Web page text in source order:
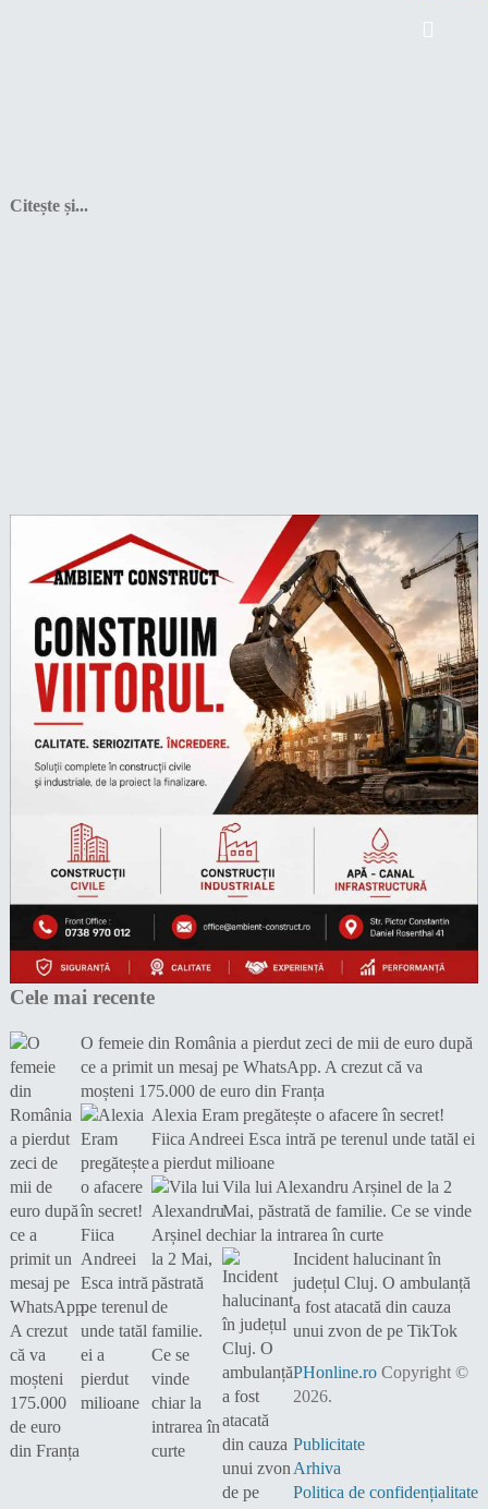
Citește și...
Cele mai recente
O femeie din România a pierdut zeci de mii de euro după
ce a primit un mesaj pe WhatsApp. A crezut că va
moșteni 175.000 de euro din Franța
Alexia Eram pregătește o afacere în secret!
Fiica Andreei Esca intră pe terenul unde tatăl ei
a pierdut milioane
Vila lui Alexandru Arșinel de la 2
Mai, păstrată de familie. Ce se vinde
chiar la intrarea în curte
Incident halucinant în
județul Cluj. O ambulanță
a fost atacată din cauza
unui zvon de pe TikTok
PHonline.roCopyright ©
2026.
Publicitate
Arhiva
Politica de confidențialitate